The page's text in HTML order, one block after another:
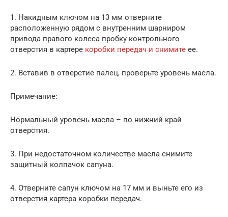
1. Накидным ключом на 13 мм отверните
расположенную рядом с внутренним шарниром
привода правого колеса пробку контрольного
отверстия в картере коробки передач и снимите ее.
2. Вставив в отверстие палец, проверьте уровень масла.
Примечание:
Нормальный уровень масла – по нижний край
отверстия.
3. При недостаточном количестве масла снимите
защитный колпачок сапуна.
4. Отверните сапун ключом на 17 мм и выньте его из
отверстия картера коробки передач.